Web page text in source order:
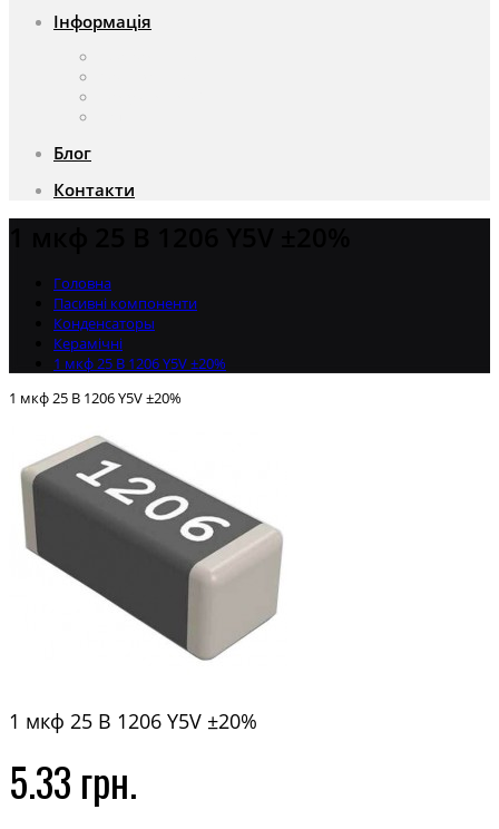
Інформація
Блог
Контакти
Головна
Пасивні компоненти
Конденсаторы
Керамічні
1 мкф 25 В 1206 Y5V ±20%
1 мкф 25 В 1206 Y5V ±20%
1 мкф 25 В 1206 Y5V ±20%
5.33 грн.